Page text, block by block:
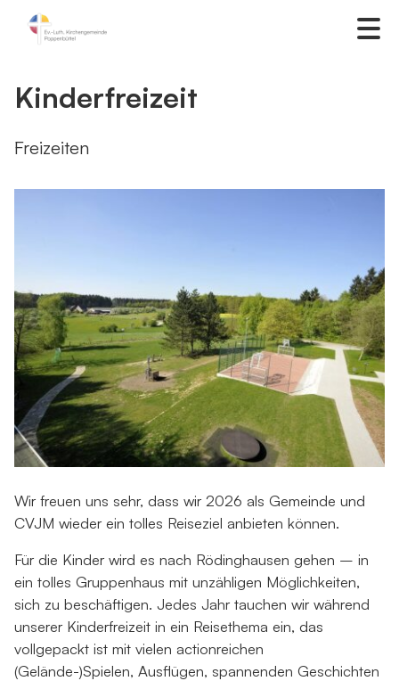
Kinderfreizeit
Freizeiten
Wir freuen uns sehr, dass wir 2026 als Gemeinde und
CVJM wieder ein tolles Reiseziel anbieten können.
Für die Kinder wird es nach Rödinghausen gehen – in
ein tolles Gruppenhaus mit unzähligen Möglichkeiten,
sich zu beschäftigen. Jedes Jahr tauchen wir während
unserer Kinderfreizeit in ein Reisethema ein, das
vollgepackt ist mit vielen actionreichen
(Gelände-)Spielen, Ausflügen, spannenden Geschichten